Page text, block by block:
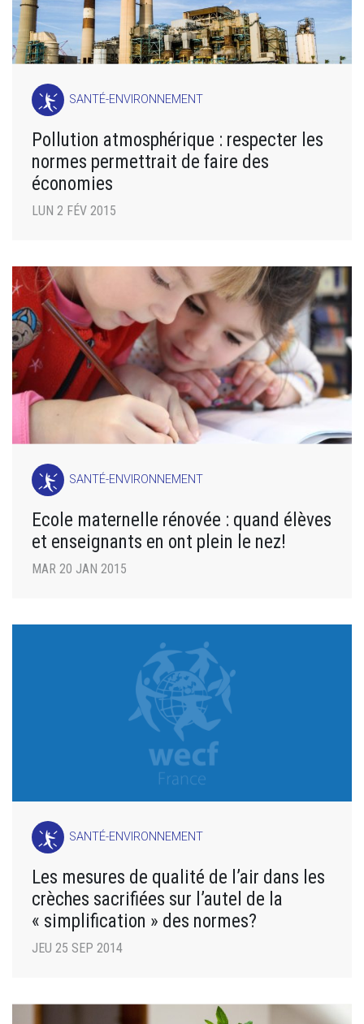
SANTÉ-ENVIRONNEMENT
Pollution atmosphérique : respecter les
normes permettrait de faire des
économies
LUN 2 FÉV 2015
SANTÉ-ENVIRONNEMENT
Ecole maternelle rénovée : quand élèves
et enseignants en ont plein le nez!
MAR 20 JAN 2015
SANTÉ-ENVIRONNEMENT
Les mesures de qualité de l’air dans les
crèches sacrifiées sur l’autel de la
« simplification » des normes?
JEU 25 SEP 2014